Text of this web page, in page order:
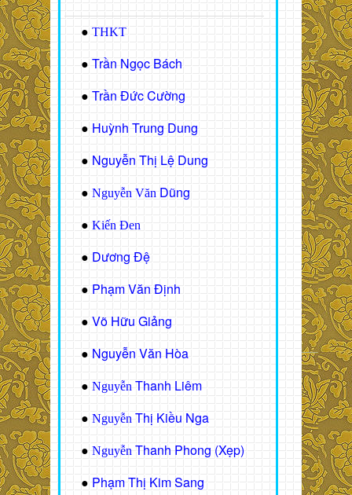
● THKT
● Trần Ngọc Bách
● Trần Đức Cường
● Huỳnh Trung Dung
● Nguyễn Thị Lệ Dung
● Nguyễn Văn Dũng
● Kiến Đen
● Dương Đệ
● Phạm Văn Định
● Võ Hữu Giảng
● Nguyễn Văn Hòa
● Nguyễn Thanh Liêm
● Nguyễn Thị Kiều Nga
● Nguyễn Thanh Phong (Xẹp)
● Phạm Thị Kim Sang